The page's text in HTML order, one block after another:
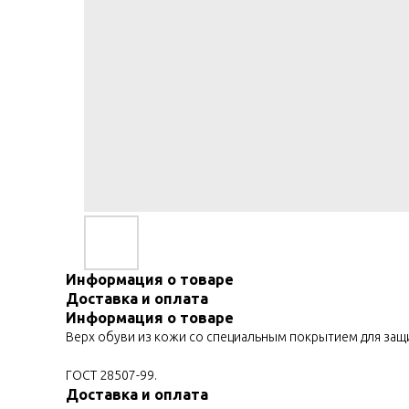
Информация о товаре
Доставка и оплата
Информация о товаре
Верх обуви из кожи со специальным покрытием для
ГОСТ 28507-99.
Доставка и оплата